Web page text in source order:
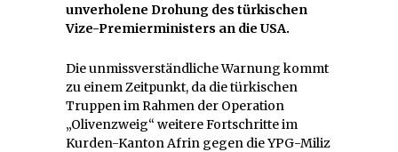
unverholene Drohung des türkischen
Vize-Premierministers an die USA.
Die unmissverständliche Warnung kommt
zu einem Zeitpunkt, da die türkischen
Truppen im Rahmen der Operation
„Olivenzweig“ weitere Fortschritte im
Kurden-Kanton Afrin gegen die YPG-Miliz